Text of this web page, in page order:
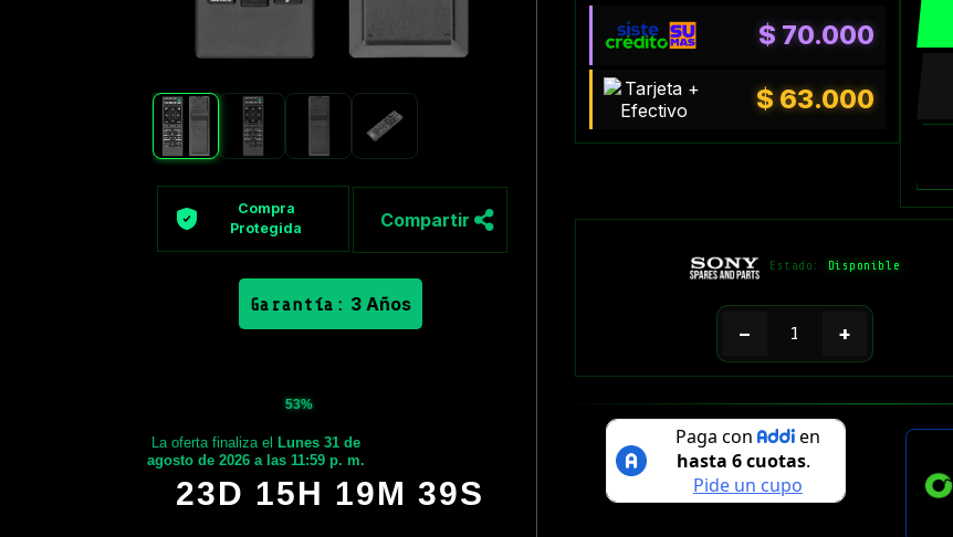
Compra
Protegida
Compartir
Garantía: 3 Años
53%
La oferta finaliza elLunes 31 de
agosto de 2026 a las 11:59 p. m.
23D 15H 19M 38S
$ 70.000
$63.000
Estado: Disponible
− +